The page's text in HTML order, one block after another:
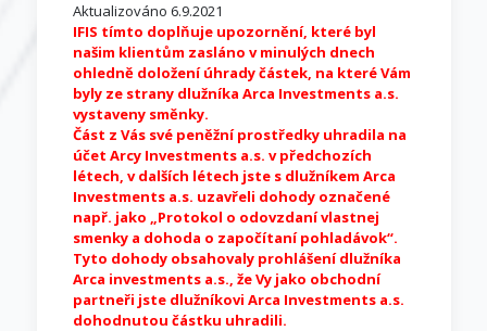
Aktualizováno 6.9.2021
IFIS tímto doplňuje upozornění, které byl
našim klientům zasláno v minulých dnech
ohledně doložení úhrady částek, na které Vám
byly ze strany dlužníka Arca Investments a.s.
vystaveny směnky.
Část z Vás své peněžní prostředky uhradila na
účet Arcy Investments a.s. v předchozích
létech, v dalších létech jste s dlužníkem Arca
Investments a.s. uzavřeli dohody označené
např. jako „Protokol o odovzdaní vlastnej
smenky a dohoda o započítaní pohladávok“.
Tyto dohody obsahovaly prohlášení dlužníka
Arca investments a.s., že Vy jako obchodní
partneři jste dlužníkovi Arca Investments a.s.
dohodnutou částku uhradili.